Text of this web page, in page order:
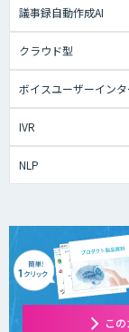
議事録自動作成AI
クラウド型
ボイスユーザーインタ
IVR
NLP
こ